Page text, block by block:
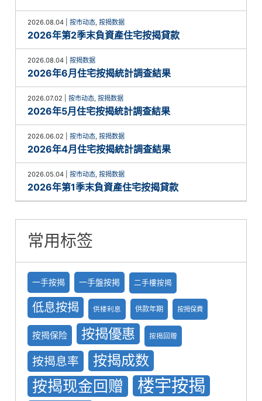
2026.08.04 |按市动态 ,按揭数据
2026年第2季末負資產住宅按揭貸款
2026.08.04 |按揭数据
2026年6月住宅按揭統計調查結果
2026.07.02 |按市动态 ,按揭数据
2026年5月住宅按揭統計調查結果
2026.06.02 |按市动态 ,按揭数据
2026年4月住宅按揭統計調查結果
2026.05.04 |按市动态 ,按揭数据
2026年第1季末負資產住宅按揭貸款
常用标签
一手按揭 一手盤按掲 二手樓按揭
低息按揭 供楼利息 供款年期 按揭保費
按揭保险 按揭優惠 按揭回赠
按揭息率 按揭成数
按揭现金回赠 楼宇按揭